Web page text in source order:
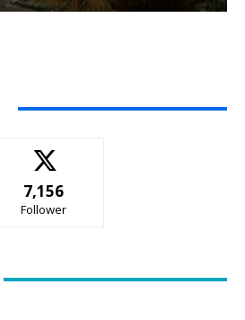
7,156
Follower